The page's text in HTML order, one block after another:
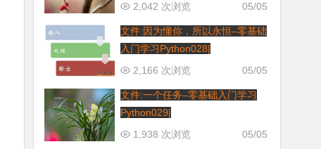
05/05
2,042 次浏览
文件:因为懂你，所以永恒–零基础
入门学习Python028|
05/05
2,166 次浏览
文件:一个任务–零基础入门学习
Python029|
05/05
1,938 次浏览